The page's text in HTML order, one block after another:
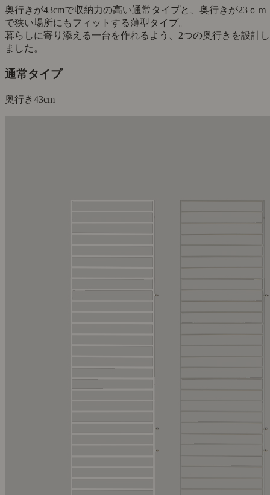
奥行きが43cmで収納力の高い通常タイプと、奥行きが23ｃｍ
で狭い場所にもフィットする薄型タイプ。
暮らしに寄り添える一台を作れるよう、2つの奥行きを設計し
ました。
通常タイプ
奥行き43cm